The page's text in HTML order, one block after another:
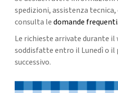
spedizioni, assistenza
consulta ledomande frequenti.
Le richieste arrivate durante il
soddisfatte entro il Lunedì o
successivo.